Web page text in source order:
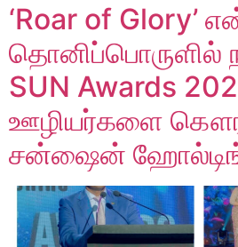
‘Roar of Glory’
தொனிப்பொருளில்
SUN Awards
ஊழியர்களை
சன்ஷைன்